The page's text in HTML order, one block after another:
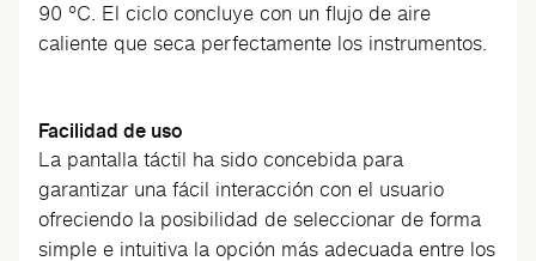
90 °C. El ciclo concluye con un flujo de aire
caliente que seca perfectamente los instrumentos.
Facilidad de uso
La pantalla táctil ha sido concebida para
garantizar una fácil interacción con el usuario
ofreciendo la posibilidad de seleccionar de forma
simple e intuitiva la opción más adecuada entre los